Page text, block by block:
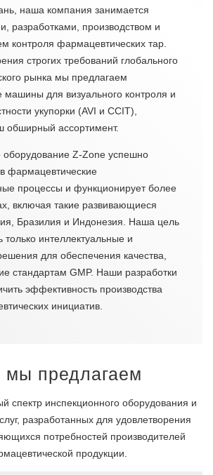
наша компания занимается
разработками, производством и
контроля фармацевтических тар.
строгих требований глобального
рынка мы предлагаем
машины для визуального контроля и
укупорки (AVI и CCIT),
обширный ассортимент.
оборудование Z-Zone успешно
фармацевтические
процессы и функционирует более
включая такие развивающиеся
Бразилия и Индонезия. Наша цель
только интеллектуальные и
для обеспечения качества,
стандартам GMP. Наши разработки
эффективность производства
инициатив.
мы предлагаем
спектр инспекционного оборудования и
разработанных для удовлетворения
потребностей производителей
продукции.